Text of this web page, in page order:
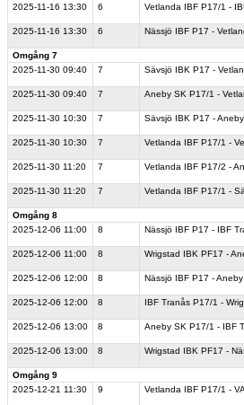
2025-11-16 13:30 6 Vetlanda IBF P17/1 -
2025-11-16 13:30 6 Nässjö IBF P17 -
Omgång 7
2025-11-30 09:40 7 Sävsjö IBK P17 -
2025-11-30 09:40 7 Aneby SK P17/1 -
2025-11-30 10:30 7 Sävsjö IBK P17 -
2025-11-30 10:30 7 Vetlanda IBF P17/1 -
2025-11-30 11:20 7 Vetlanda IBF P17/2 -
2025-11-30 11:20 7 Vetlanda IBF P17/1 -
Omgång 8
2025-12-06 11:00 8 Nässjö IBF P17 - IBF
2025-12-06 11:00 8 Wrigstad IBK PF17 -
2025-12-06 12:00 8 Nässjö IBF P17 -
2025-12-06 12:00 8 IBF Tranås P17/1 -
2025-12-06 13:00 8 Aneby SK P17/1 - IBF
2025-12-06 13:00 8 Wrigstad IBK PF17 -
Omgång 9
2025-12-21 11:30 9 Vetlanda IBF P17/1 -